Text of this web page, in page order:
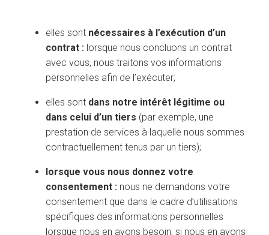
elles sont nécessaires à l’exécution d’un
contrat : lorsque nous concluons un contrat
avec vous, nous traitons vos informations
personnelles afin de l’exécuter;
elles sont dans notre intérêt légitime ou
dans celui d’un tiers (par exemple, une
prestation de services à laquelle nous sommes
contractuellement tenus par un tiers);
lorsque vous nous donnez votre
consentement : nous ne demandons votre
consentement que dans le cadre d’utilisations
spécifiques des informations personnelles
lorsque nous en avons besoin; si nous en avons